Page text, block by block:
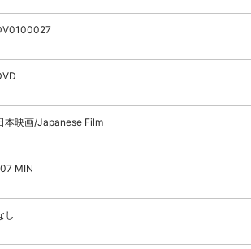
本映画/Japanese Film
MIN
し